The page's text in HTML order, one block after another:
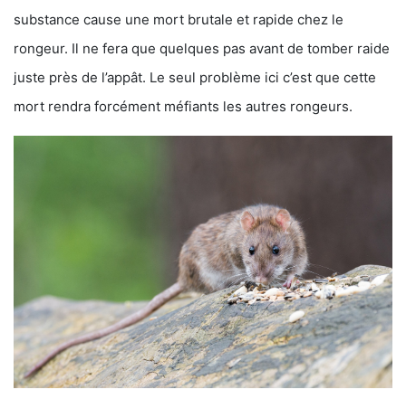
substance cause une mort brutale et rapide chez le
rongeur. Il ne fera que quelques pas avant de tomber raide
juste près de l’appât. Le seul problème ici c’est que cette
mort rendra forcément méfiants les autres rongeurs.